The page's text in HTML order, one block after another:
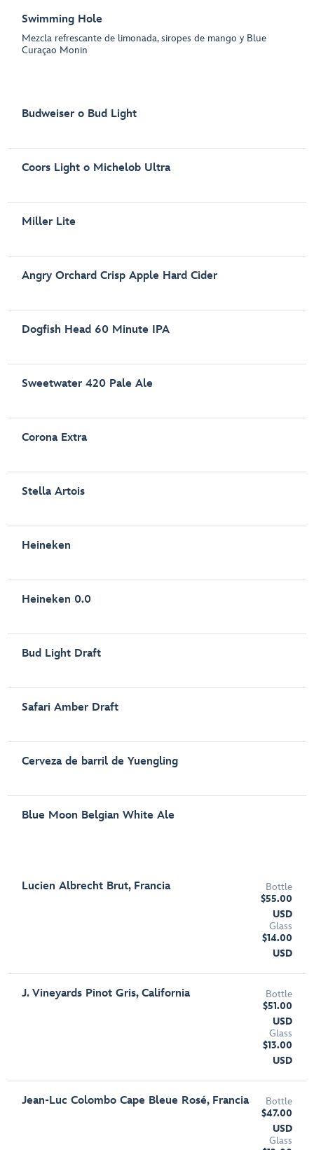
Swimming Hole
Mezcla refrescante de limonada, siropes de mango y Blue
Curaçao Monin
Budweiser o Bud Light
Coors Light o Michelob Ultra
Miller Lite
Angry Orchard Crisp Apple Hard Cider
Dogfish Head 60 Minute IPA
Sweetwater 420 Pale Ale
Corona Extra
Stella Artois
Heineken
Heineken 0.0
Bud Light Draft
Safari Amber Draft
Cerveza de barril de Yuengling
Blue Moon Belgian White Ale
Lucien Albrecht Brut, Francia
Bottle
$55.00
USD
Glass
$14.00
USD
J. Vineyards Pinot Gris, California
Bottle
$51.00
USD
Glass
$13.00
USD
Jean-Luc Colombo Cape Bleue Rosé, Francia
Bottle
$47.00
USD
Glass